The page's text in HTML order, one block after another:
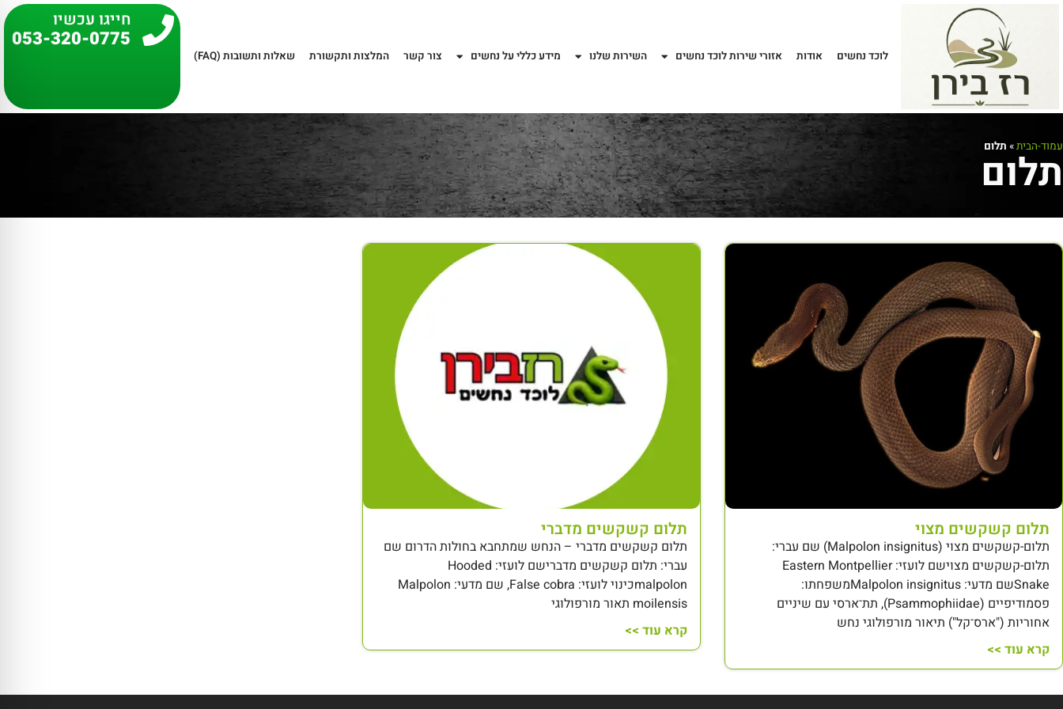
לוכד נחשים אודות אזורי שירות לוכד נחשים השירות שלנו מידע כללי על נחשים צור קשר המלצות ותקשורת שאלות ותשובות (FAQ)
חייגו עכשיו
053-320-0775
עמוד-הבית» תלום
תלום
תלום קשקשים מצוי
תלום-קשקשים מצוי (Malpolon insignitus) שם עברי:
תלום-קשקשים מצוישם לועזי: Eastern Montpellier
Snakeשם מדעי: Malpolon insignitusמשפחתו:
פסמודיפיים (Psammophiidae), תת־ארסי עם שיניים
אחוריות ("ארס־קל") תיאור מורפולוגי נחש
קרא עוד >>
תלום קשקשים מדברי
תלום קשקשים מדברי – הנחש שמתחבא בחולות הדרום שם
עברי: תלום קשקשים מדברישם לועזי: Hooded
malpolonכינוי לועזי: False cobra, שם מדעי: Malpolon
moilensis תאור מורפולוגי
קרא עוד >>